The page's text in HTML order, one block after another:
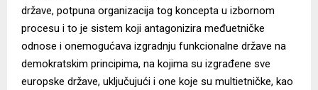
države, potpuna organizacija tog koncepta u izbornom
procesu i to je sistem koji antagonizira međuetničke
odnose i onemogućava izgradnju funkcionalne države na
demokratskim principima, na kojima su izgrađene sve
europske države, uključujući i one koje su multietničke, kao